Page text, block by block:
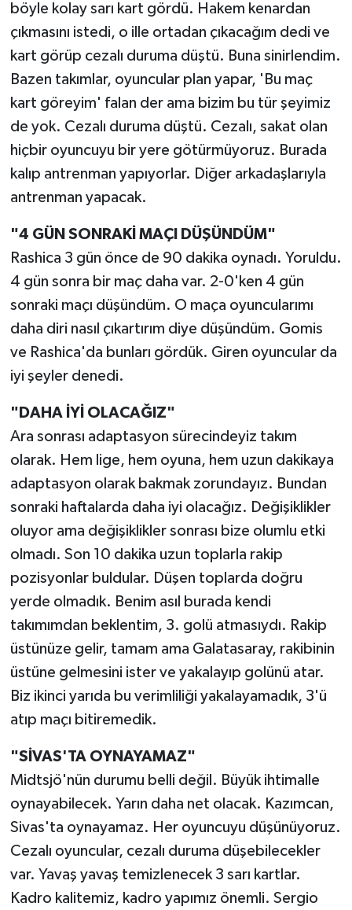
böyle kolay sarı kart gördü. Hakem kenardan
çıkmasını istedi, o ille ortadan çıkacağım dedi ve
kart görüp cezalı duruma düştü. Buna sinirlendim.
Bazen takımlar, oyuncular plan yapar, 'Bu maç
kart göreyim' falan der ama bizim bu tür şeyimiz
de yok. Cezalı duruma düştü. Cezalı, sakat olan
hiçbir oyuncuyu bir yere götürmüyoruz. Burada
kalıp antrenman yapıyorlar. Diğer arkadaşlarıyla
antrenman yapacak.
"4 GÜN SONRAKİ MAÇI DÜŞÜNDÜM"
Rashica 3 gün önce de 90 dakika oynadı. Yoruldu.
4 gün sonra bir maç daha var. 2-0'ken 4 gün
sonraki maçı düşündüm. O maça oyuncularımı
daha diri nasıl çıkartırım diye düşündüm. Gomis
ve Rashica'da bunları gördük. Giren oyuncular da
iyi şeyler denedi.
"DAHA İYİ OLACAĞIZ"
Ara sonrası adaptasyon sürecindeyiz takım
olarak. Hem lige, hem oyuna, hem uzun dakikaya
adaptasyon olarak bakmak zorundayız. Bundan
sonraki haftalarda daha iyi olacağız. Değişiklikler
oluyor ama değişiklikler sonrası bize olumlu etki
olmadı. Son 10 dakika uzun toplarla rakip
pozisyonlar buldular. Düşen toplarda doğru
yerde olmadık. Benim asıl burada kendi
takımımdan beklentim, 3. golü atmasıydı. Rakip
üstünüze gelir, tamam ama Galatasaray, rakibinin
üstüne gelmesini ister ve yakalayıp golünü atar.
Biz ikinci yarıda bu verimliliği yakalayamadık, 3'ü
atıp maçı bitiremedik.
"SİVAS'TA OYNAYAMAZ"
Midtsjö'nün durumu belli değil. Büyük ihtimalle
oynayabilecek. Yarın daha net olacak. Kazımcan,
Sivas'ta oynayamaz. Her oyuncuyu düşünüyoruz.
Cezalı oyuncular, cezalı duruma düşebilecekler
var. Yavaş yavaş temizlenecek 3 sarı kartlar.
Kadro kalitemiz, kadro yapımız önemli. Sergio